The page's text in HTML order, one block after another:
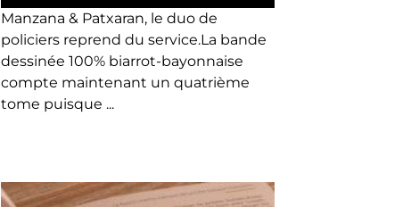
Manzana & Patxaran, le duo de
policiers reprend du service.La bande
dessinée 100% biarrot-bayonnaise
compte maintenant un quatrième
tome puisque ...